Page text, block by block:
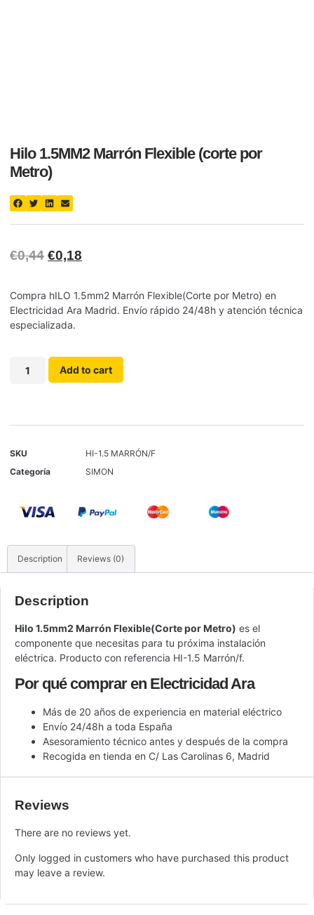
Hilo 1.5MM2 Marrón Flexible (corte por
Metro)
€0,44 €0,18
Compra hILO 1.5mm2 Marrón Flexible(Corte por Metro) en
Electricidad Ara Madrid. Envío rápido 24/48h y atención técnica
especializada.
Add to cart
SKU
HI-1.5 MARRÓN/F
Categoría
SIMON
Description Reviews (0)
Description
Hilo 1.5mm2 Marrón Flexible(Corte por Metro) es el
componente que necesitas para tu próxima instalación
eléctrica. Producto con referencia HI-1.5 Marrón/f.
Por qué comprar en Electricidad Ara
Más de 20 años de experiencia en material eléctrico
Envío 24/48h a toda España
Asesoramiento técnico antes y después de la compra
Recogida en tienda en C/ Las Carolinas 6, Madrid
Reviews
There are no reviews yet.
Only logged in customers who have purchased this product
may leave a review.